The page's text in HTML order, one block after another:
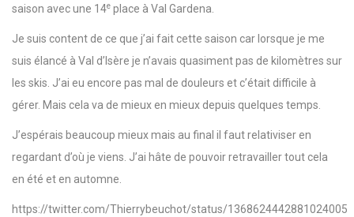
saison avec une 14e place à Val Gardena.
Je suis content de ce que j’ai fait cette saison car lorsque je me
suis élancé à Val d’Isère je n’avais quasiment pas de kilomètres sur
les skis. J’ai eu encore pas mal de douleurs et c’était difficile à
gérer. Mais cela va de mieux en mieux depuis quelques temps.
J’espérais beaucoup mieux mais au final il faut relativiser en
regardant d’où je viens. J’ai hâte de pouvoir retravailler tout cela
en été et en automne.
https://twitter.com/Thierrybeuchot/status/1368624442881024005